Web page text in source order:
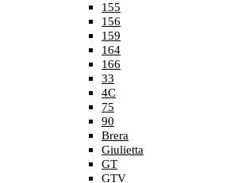
155
156
159
164
166
33
4C
75
90
Brera
Giulietta
GT
GTV